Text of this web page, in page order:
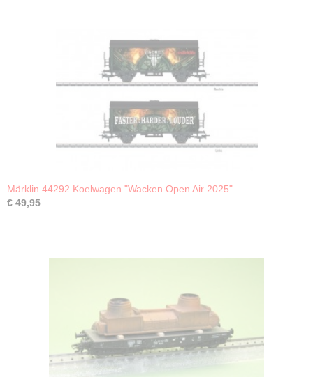
Märklin 44292 Koelwagen "Wacken Open Air 2025"
€ 49,95